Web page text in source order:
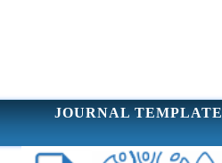
JOURNAL TEMPLATE